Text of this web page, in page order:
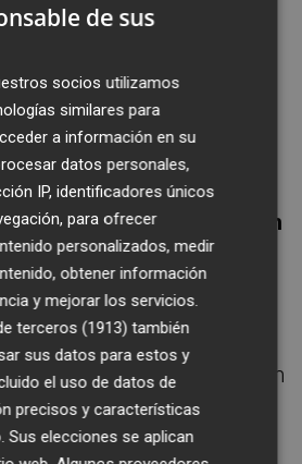
'
', cuya primera entrega
se centrará ahora en
en colaboración
de Alemán de la
Idiomas de Murcia. En el
se ofreceráel cinefórum
películas alemanas
basadas en novelas
Las afinidades electivas o El
Esta iniciativa será
periodista especializada en
z.
de sus
socios utilizamos
similares para
a información en su
datos personales,
IP, identificadores únicos
para ofrecer
personalizados, medir
obtener información
y mejorar los servicios.
terceros (1913) también
sus datos para estos y
el uso de datos de
precisos y características
Sus elecciones se aplican